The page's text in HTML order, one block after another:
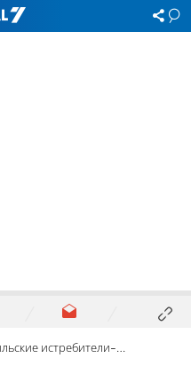
невидимки бомбили Ирак?